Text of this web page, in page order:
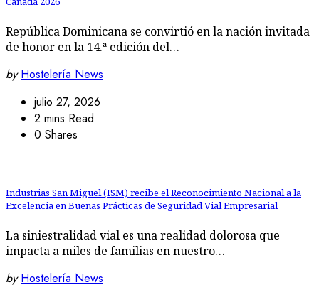
República Dominicana se convirtió en la nación invitada
de honor en la 14.ª edición del…
by Hostelería News
julio 27, 2026
2 mins Read
0 Shares
Industrias San Miguel (ISM) recibe el Reconocimiento Nacional a la
Excelencia en Buenas Prácticas de Seguridad Vial Empresarial
La siniestralidad vial es una realidad dolorosa que
impacta a miles de familias en nuestro…
by Hostelería News